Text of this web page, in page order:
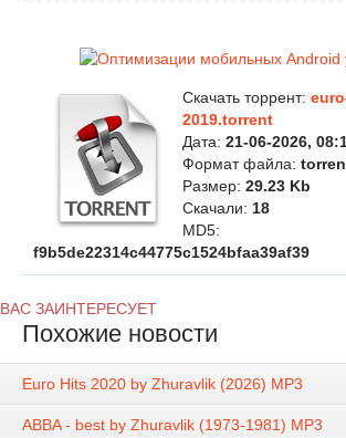
Скачать торрент:
2019.torrent
Дата: 21-06-2026,
Формат файла:
Размер: 29.23 Kb
Скачали: 18
MD5:
f9b5de22314c44775c1524bfaa39af39
ВАС ЗАИНТЕРЕСУЕТ
Похожие новости
Euro Hits 2020 by Zhuravlik (2026) MP3
ABBA - best by Zhuravlik (1973-1981) MP3